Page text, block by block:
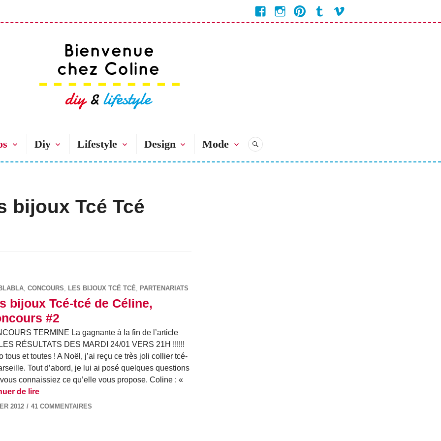
Facebook
Bienvenue
Chez
Instagram
Bienvenue
Chez
Pinterest
Bienvenue
Chez
Tumblr
Bienvenue
Chezchez
Bienvenue chez Coline
Diy Lifestyle Design Mode RECHERCHE
bijoux Tcé Tcé
, CONCOURS, LES BIJOUX TCÉ TCÉ, PARTENARIATS
bijoux Tcé-tcé de Céline,
#2
TERMINE La gagnante à la fin de l’article
RÉSULTATS DES MARDI 24/01 VERS 21H !!!!!!
tous et toutes ! A Noël, j’ai reçu ce très joli collier tcé-
Tout d’abord, je lui ai posé quelques questions
connaissiez ce qu’elle vous propose. Coline : «
de lireLes bijoux Tcé-tcé de Céline, Concours #2
2012 41 COMMENTAIRES